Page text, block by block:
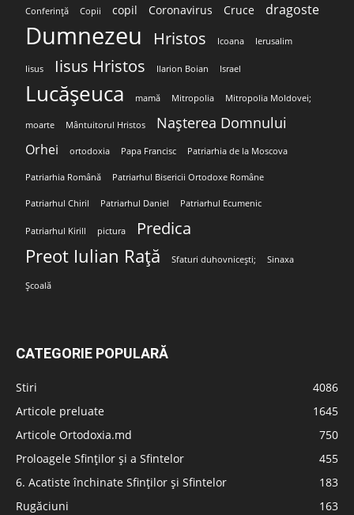
Conferință Copii copil Coronavirus Cruce dragoste
Dumnezeu Hristos Icoana Ierusalim
Iisus Iisus Hristos Ilarion Boian Israel
Lucășeuca mamă Mitropolia Mitropolia Moldovei;
moarte Mântuitorul Hristos Nașterea Domnului
Orhei ortodoxia Papa Francisc Patriarhia de la Moscova
Patriarhia Română Patriarhul Bisericii Ortodoxe Române
Patriarhul Chiril Patriarhul Daniel Patriarhul Ecumenic
Patriarhul Kirill pictura Predica
Preot Iulian Rață Sfaturi duhovnicești; Sinaxa
Școală
CATEGORIE POPULARĂ
Stiri
4086
Articole preluate
1645
Articole Ortodoxia.md
750
Proloagele Sfinților și a Sfintelor
455
6. Acatiste închinate Sfinților și Sfintelor
183
Rugăciuni
163